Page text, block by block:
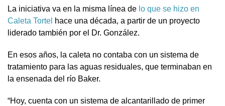
La iniciativa va en la misma línea de lo que se hizo en
Caleta Tortel hace una década, a partir de un proyecto
liderado también por el Dr. González.
En esos años, la caleta no contaba con un sistema de
tratamiento para las aguas residuales, que terminaban en
la ensenada del río Baker.
“Hoy, cuenta con un sistema de alcantarillado de primer